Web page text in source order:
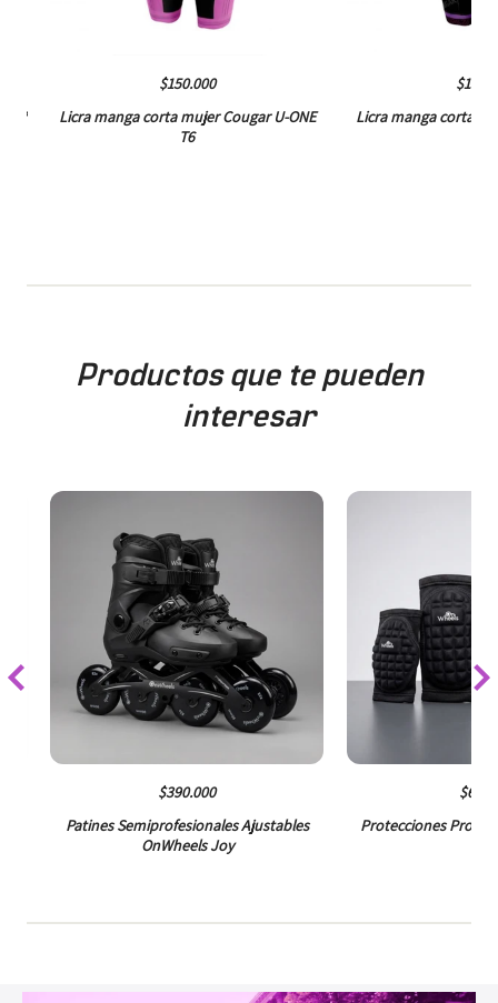
$150.000
Licra manga corta mujer Cougar U-ONE
T6
Licra manga corta
T7
Productos que te pueden
interesar
$390.000
Patines Semiprofesionales Ajustables
OnWheels Joy
Protecciones